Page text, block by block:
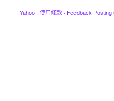
Yahoo · 使用條款 · Feedback Posting